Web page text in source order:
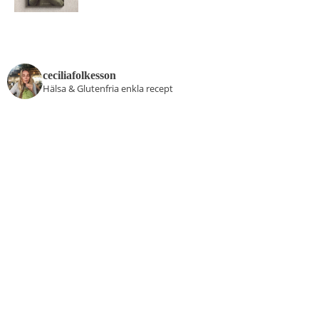
ceciliafolkesson
Hälsa & Glutenfria enkla recept